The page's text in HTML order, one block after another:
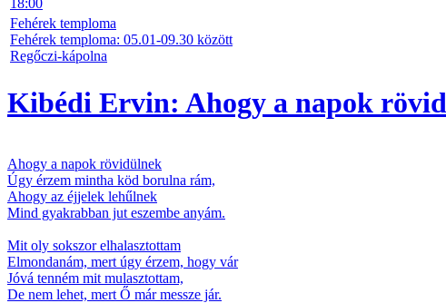
Fehérek temploma
Fehérek temploma: 05.01-09.30 között
Regőczi-kápolna
Kibédi Ervin: Ahogy a napok
Ahogy a napok rövidülnek
Úgy érzem mintha köd borulna rám,
Ahogy az éjjelek lehűlnek
Mind gyakrabban jut eszembe anyám.
Mit oly sokszor elhalasztottam
Elmondanám, mert úgy érzem, hogy vár
Jóvá tenném mit mulasztottam,
De nem lehet, mert Ő már messze jár.